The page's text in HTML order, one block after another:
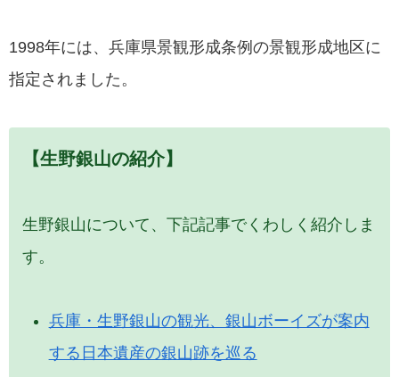
1998年には、兵庫県景観形成条例の景観形成地区に
指定されました。
【生野銀山の紹介】
生野銀山について、下記記事でくわしく紹介しま
す。
兵庫・生野銀山の観光、銀山ボーイズが案内
する日本遺産の銀山跡を巡る